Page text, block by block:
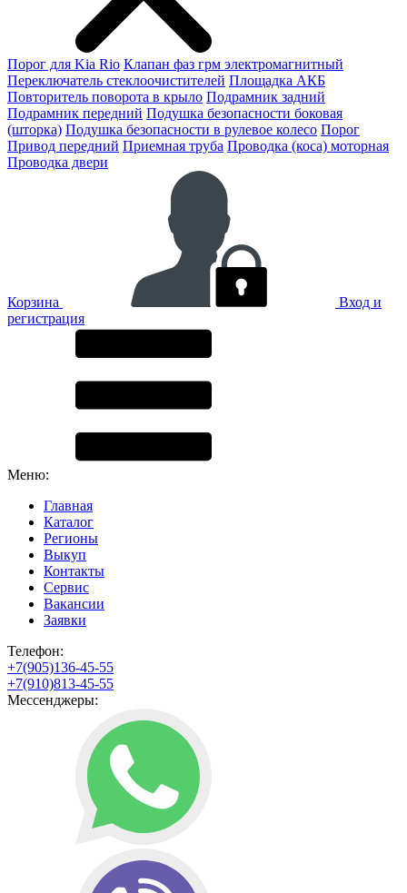
Порог для Kia Rio Клапан фаз грм электромагнитный
Переключатель стеклоочистителей Площадка АКБ
Повторитель поворота в крыло Подрамник задний
Подрамник передний Подушка безопасности боковая
(шторка) Подушка безопасности в рулевое колесо Порог
Привод передний Приемная труба Проводка (коса) моторная
Проводка двери
Корзина
Вход и
регистрация
Меню:
Главная
Каталог
Регионы
Выкуп
Контакты
Сервис
Вакансии
Заявки
Телефон:
+7(905)136-45-55
+7(910)813-45-55
Мессенджеры: